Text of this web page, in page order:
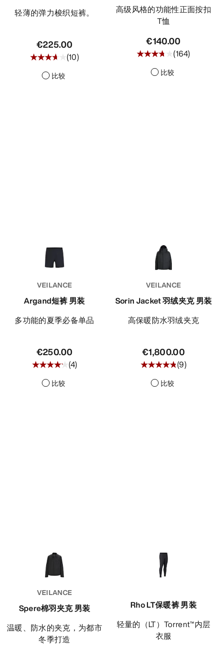
轻薄的弹力梭织短裤。
€225.00
(10)
比较
高级风格的功能性正面按扣
T恤
€140.00
(164)
比较
VEILANCE
Argand短裤 男装
多功能的夏季必备单品
€250.00
(4)
比较
VEILANCE
Sorin Jacket 羽绒夹克 男装
高保暖防水羽绒夹克
€1,800.00
(9)
比较
VEILANCE
Spere棉羽夹克 男装
温暖、防水的夹克，为都市
冬季打造
Rho LT保暖裤 男装
轻量的（LT）Torrent™内层
衣服